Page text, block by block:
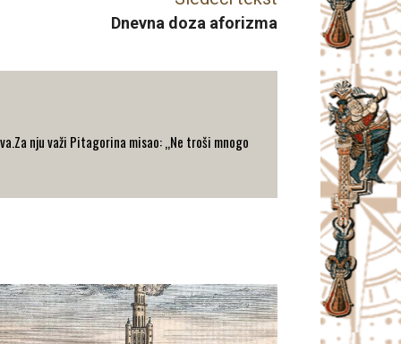
Dnevna doza aforizma
nju važi Pitagorina misao: „Ne troši mnogo